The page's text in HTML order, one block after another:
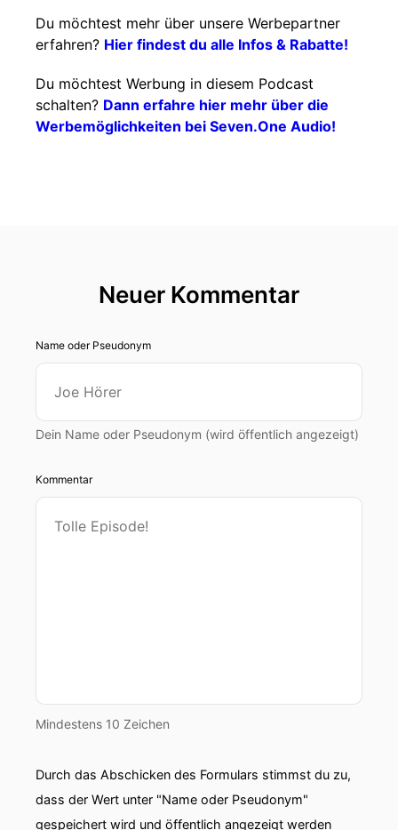
Du möchtest mehr über unsere Werbepartner
erfahren? Hier findest du alle Infos & Rabatte!
Du möchtest Werbung in diesem Podcast
schalten? Dann erfahre hier mehr über die
Werbemöglichkeiten bei Seven.One Audio!
Neuer Kommentar
Name oder Pseudonym
Dein Name oder Pseudonym (wird öffentlich angezeigt)
Kommentar
Mindestens 10 Zeichen
Durch das Abschicken des Formulars stimmst du zu,
dass der Wert unter "Name oder Pseudonym"
gespeichert wird und öffentlich angezeigt werden